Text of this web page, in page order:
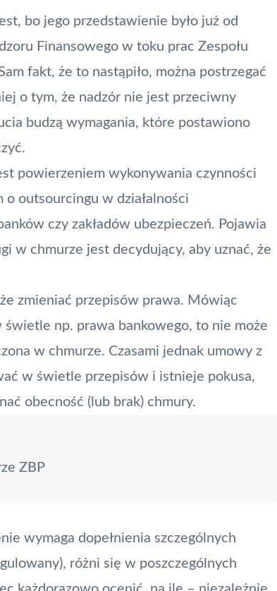
bo jego przedstawienie było już od
Finansowego w toku prac Zespołu
fakt, że to nastąpiło, można postrzegać
o tym, że nadzór nie jest przeciwny
budzą wymagania, które postawiono
powierzeniem wykonywania czynności
outsourcingu w działalności
czy zakładów ubezpieczeń. Pojawia
w chmurze jest decydujący, aby uznać, że
zmieniać przepisów prawa. Mówiąc
np. prawa bankowego, to nie może
w chmurze. Czasami jednak umowy z
w świetle przepisów i istnieje pokusa,
obecność (lub brak) chmury.
ZBP
wymaga dopełnienia szczególnych
różni się w poszczególnych